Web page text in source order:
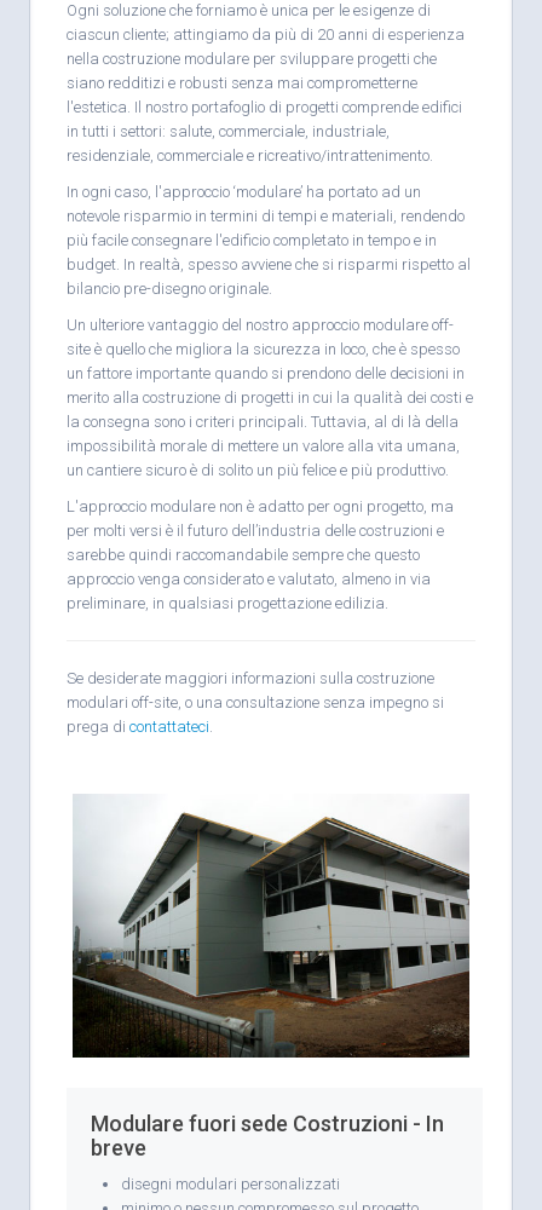
Ogni soluzione che forniamo è unica per le esigenze di
ciascun cliente; attingiamo da più di 20 anni di esperienza
nella costruzione modulare per sviluppare progetti che
siano redditizi e robusti senza mai comprometterne
l'estetica. Il nostro portafoglio di progetti comprende edifici
in tutti i settori: salute, commerciale, industriale,
residenziale, commerciale e ricreativo/intrattenimento.
In ogni caso, l'approccio ‘modulare’ ha portato ad un
notevole risparmio in termini di tempi e materiali, rendendo
più facile consegnare l'edificio completato in tempo e in
budget. In realtà, spesso avviene che si risparmi rispetto al
bilancio pre-disegno originale.
Un ulteriore vantaggio del nostro approccio modulare off-
site è quello che migliora la sicurezza in loco, che è spesso
un fattore importante quando si prendono delle decisioni in
merito alla costruzione di progetti in cui la qualità dei costi e
la consegna sono i criteri principali. Tuttavia, al di là della
impossibilità morale di mettere un valore alla vita umana,
un cantiere sicuro è di solito un più felice e più produttivo.
L'approccio modulare non è adatto per ogni progetto, ma
per molti versi è il futuro dell’industria delle costruzioni e
sarebbe quindi raccomandabile sempre che questo
approccio venga considerato e valutato, almeno in via
preliminare, in qualsiasi progettazione edilizia.
Se desiderate maggiori informazioni sulla costruzione
modulari off-site, o una consultazione senza impegno si
prega di contattateci.
Modulare fuori sede Costruzioni - In
breve
disegni modulari personalizzati